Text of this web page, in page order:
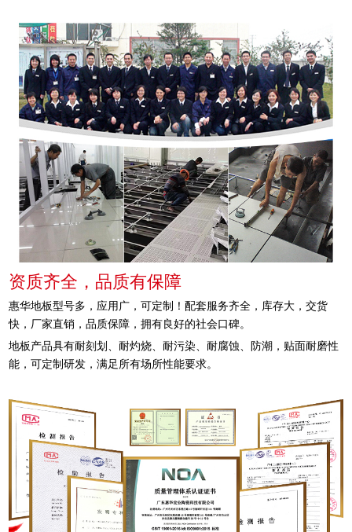
资质齐全，品质有保障
惠华地板型号多，应用广，可定制！配套服务齐全，库存大，交货
快，厂家直销，品质保障，拥有良好的社会口碑。
地板产品具有耐刻划、耐灼烧、耐污染、耐腐蚀、防潮，贴面耐磨性
能，可定制研发，满足所有场所性能要求。